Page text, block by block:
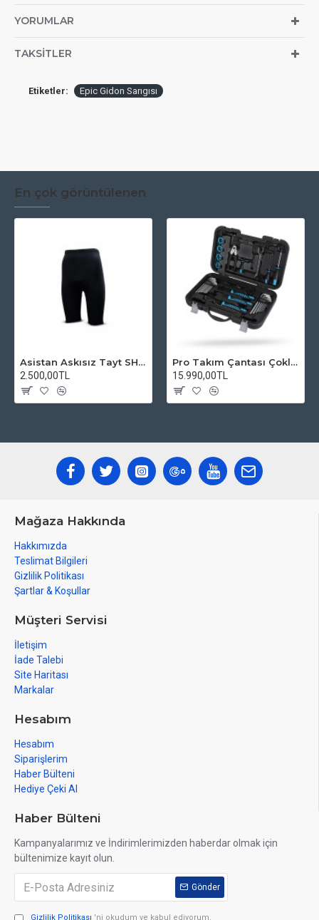
YORUMLAR
TAKSITLER
Etiketler: Epic Gidon Sarıgısı
En çok görüntülenen
Asistan Askısız Tayt SH20 Pedli Siyah
2.500,00TL
Pro Takım Çantası Çoklu Tamir Seti
15.990,00TL
Mağaza Hakkında
Hakkımızda
Teslimat Bilgileri
Gizlilik Politikası
Şartlar & Koşullar
Müşteri Servisi
İletişim
İade Talebi
Site Haritası
Markalar
Hesabım
Hesabım
Siparişlerim
Haber Bülteni
Hediye Çeki Al
Haber Bülteni
Kampanyalarımız ve İndirimlerimizden haberdar olmak için
bültenimize kayıt olun.
Gönder
Gizlilik Politikası 'ni okudum ve kabul ediyorum.